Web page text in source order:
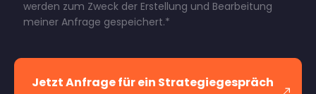
werden zum Zweck der Erstellung und Bearbeitung
meiner Anfrage gespeichert.*
Jetzt Anfrage für ein Strategiegespräch